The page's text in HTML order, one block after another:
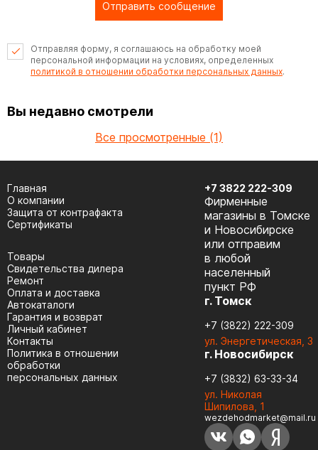
Отправить сообщение
Отправляя форму, я соглашаюсь на обработку моей
персональной информации на условиях, определенных
политикой в отношении обработки персональных данных.
Вы недавно смотрели
Все просмотренные (1)
Главная
О компании
Защита от контрафакта
Сертификаты
Товары
Cвидетельства дилера
Ремонт
Оплата и доставка
Автокаталоги
Гарантия и возврат
Личный кабинет
Контакты
Политика в отношении
обработки
персональных данных
+7 3822 222-309
Фирменные
магазины в Томске
и Новосибирске
или отправим
в любой
населенный
пункт РФ
г. Томск
+7 (3822) 222-309
ул. Энергетическая, 3
г. Новосибирск
+7 (3832) 63-33-34
ул. Николая
Шипилова, 1
wezdehodmarket@mail.ru